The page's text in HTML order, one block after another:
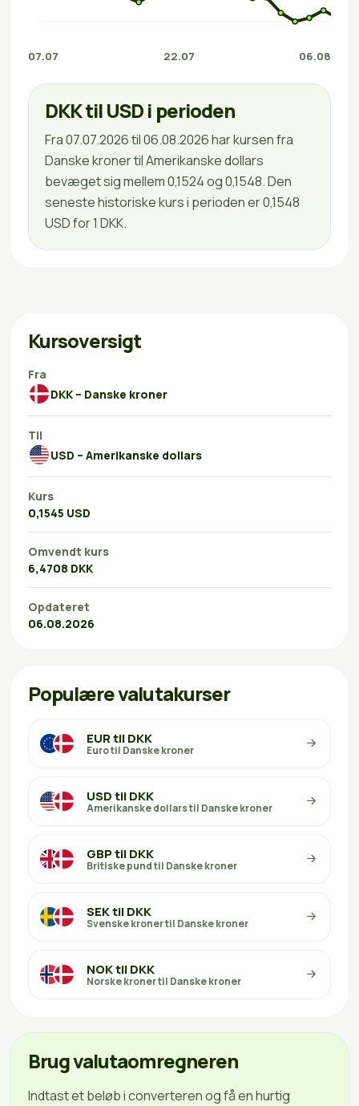
07.07 22.07 06.08
DKK til USD i perioden
Fra 07.07.2026 til 06.08.2026 har kursen fra
Danske kroner til Amerikanske dollars
bevæget sig mellem 0,1524 og 0,1548. Den
seneste historiske kurs i perioden er 0,1548
USD for 1 DKK.
Kursoversigt
Fra
DKK – Danske kroner
Til
USD – Amerikanske dollars
Kurs
0,1545 USD
Omvendt kurs
6,4708 DKK
Opdateret
06.08.2026
Populære valutakurser
EUR til DKK
Euro til Danske kroner
USD til DKK
Amerikanske dollars til Danske kroner
GBP til DKK
Britiske pund til Danske kroner
SEK til DKK
Svenske kroner til Danske kroner
NOK til DKK
Norske kroner til Danske kroner
Brug valutaomregneren
Indtast et beløb i converteren og få en hurtig